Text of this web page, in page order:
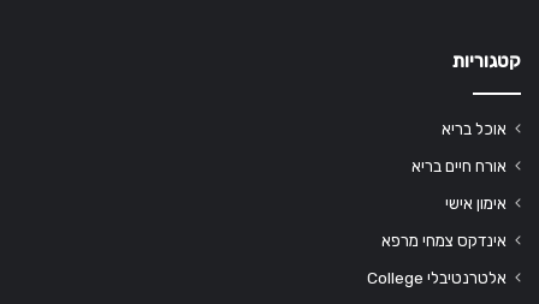
קטגוריות
אוכל בריא
אורח חיים בריא
אימון אישי
אינדקס צמחי מרפא
אלטרנטיבלי College